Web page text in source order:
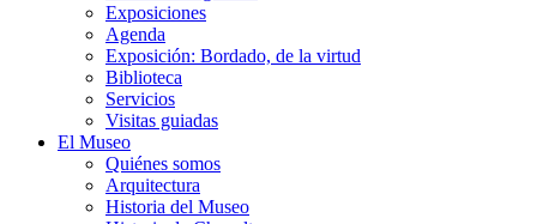
Exposiciones
Agenda
Exposición: Bordado, de la virtud
Biblioteca
Servicios
Visitas guiadas
El Museo
Quiénes somos
Arquitectura
Historia del Museo